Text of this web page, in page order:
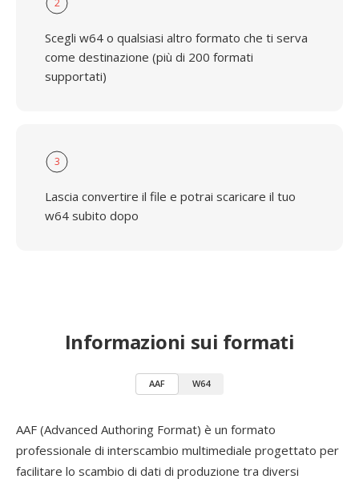
2
Scegli w64 o qualsiasi altro formato che ti serva
come destinazione (più di 200 formati
supportati)
3
Lascia convertire il file e potrai scaricare il tuo
w64 subito dopo
Informazioni sui formati
AAF W64
AAF (Advanced Authoring Format) è un formato
professionale di interscambio multimediale progettato per
facilitare lo scambio di dati di produzione tra diversi